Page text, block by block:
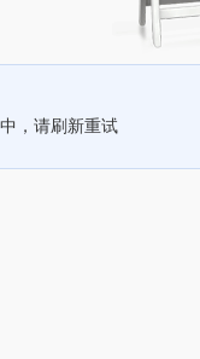
，请刷新重试